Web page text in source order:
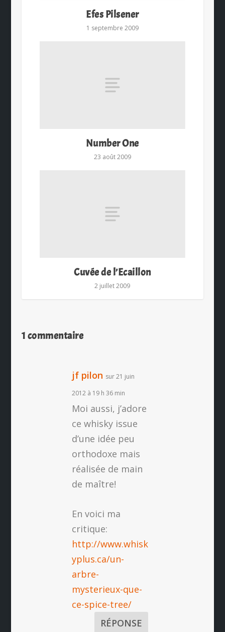
Efes Pilsener
1 septembre 2009
Number One
23 août 2009
Cuvée de l’Ecaillon
2 juillet 2009
1 commentaire
jf pilon sur 21 juin
2012 à 19 h 36 min
Moi aussi, j’adore
ce whisky issue
d’une idée peu
orthodoxe mais
réalisée de main
de maître!
En voici ma
critique:
http://www.whisk
yplus.ca/un-
arbre-
mysterieux-que-
ce-spice-tree/
RÉPONSE